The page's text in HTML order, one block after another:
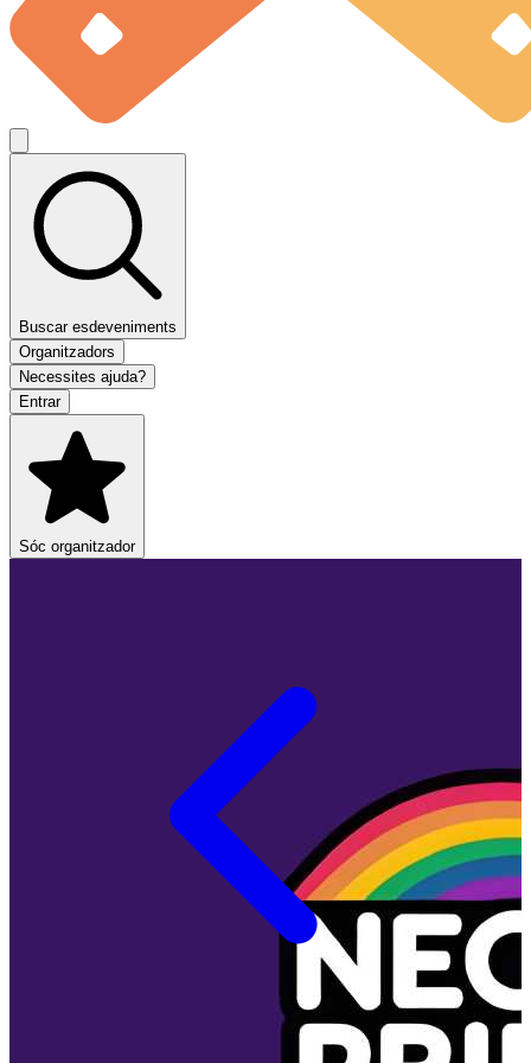
Buscar esdeveniments
Organitzadors
Necessites ajuda?
Entrar
Sóc organitzador